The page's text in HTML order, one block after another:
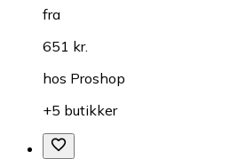
fra
651 kr.
hos Proshop
+5 butikker